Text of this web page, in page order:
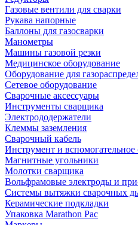
Газовые вентили для сварки
Рукава напорные
Баллоны для газосварки
Манометры
Машины газовой резки
Медицинское оборудование
Оборудование для
Сетевое оборудование
Сварочные аксессуары
Инструменты сварщика
Электрододержатели
Клеммы заземления
Сварочный кабель
Инструмент и вспомогательное
Магнитные угольники
Молотки сварщика
Вольфрамовые электроды и
Системы вытяжки сварочных
Керамические подкладки
Упаковка Marathon Pac